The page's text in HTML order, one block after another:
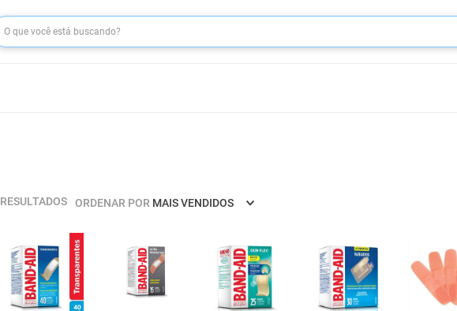
RESULTADOS ORDENAR POR MAIS VENDIDOS